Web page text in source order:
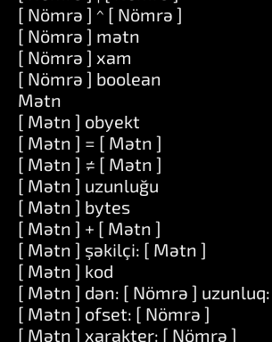
[ Nömrə ] ^ [ Nömrə ]
[ Nömrə ] mətn
[ Nömrə ] xam
[ Nömrə ] boolean
Mətn
[ Mətn ] obyekt
[ Mətn ] = [ Mətn ]
[ Mətn ] ≠ [ Mətn ]
[ Mətn ] uzunluğu
[ Mətn ] bytes
[ Mətn ] + [ Mətn ]
[ Mətn ] şəkilçi: [ Mətn ]
[ Mətn ] kod
[ Mətn ] dən: [ Nömrə ]
[ Mətn ] ofset: [ Nömrə ]
[ Mətn ] xarakter: [ Nömrə ]